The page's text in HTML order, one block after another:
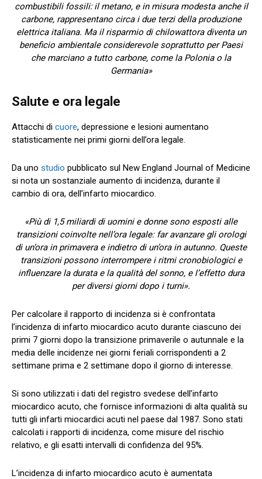
combustibili fossili: il metano, e in misura modesta anche il
carbone, rappresentano circa i due terzi della produzione
elettrica italiana. Ma il risparmio di chilowattora diventa un
beneficio ambientale considerevole soprattutto per Paesi
che marciano a tutto carbone, come la Polonia o la
Germania»
Salute e ora legale
Attacchi di cuore, depressione e lesioni aumentano
statisticamente nei primi giorni dell’ora legale.
Da uno studio pubblicato sul New England Journal of Medicine
si nota un sostanziale aumento di incidenza, durante il
cambio di ora, dell’infarto miocardico.
«Più di 1,5 miliardi di uomini e donne sono esposti alle
transizioni coinvolte nell’ora legale: far avanzare gli orologi
di un’ora in primavera e indietro di un’ora in autunno. Queste
transizioni possono interrompere i ritmi cronobiologici e
influenzare la durata e la qualità del sonno, e l’effetto dura
per diversi giorni dopo i turni».
Per calcolare il rapporto di incidenza si è confrontata
l’incidenza di infarto miocardico acuto durante ciascuno dei
primi 7 giorni dopo la transizione primaverile o autunnale e la
media delle incidenze nei giorni feriali corrispondenti a 2
settimane prima e 2 settimane dopo il giorno di interesse.
Si sono utilizzati i dati del registro svedese dell’infarto
miocardico acuto, che fornisce informazioni di alta qualità su
tutti gli infarti miocardici acuti nel paese dal 1987. Sono stati
calcolati i rapporti di incidenza, come misure del rischio
relativo, e gli esatti intervalli di confidenza del 95%.
L’incidenza di infarto miocardico acuto è aumentata